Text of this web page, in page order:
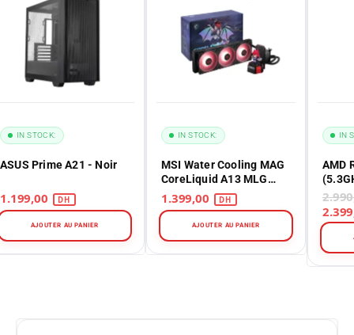
ASUS Prime A21 - Noir
IN STOCK:
AJOUTER AU PANIER
MSI Water Cooling MAG
CoreLiquid A13 MLG
Edition –
Refroidissement PC –
Maroc
IN STOCK:
AJOUTER AU PANIER
AMD
IN